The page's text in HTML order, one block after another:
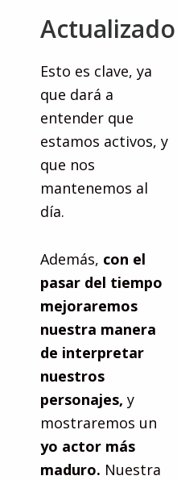
Actualizado
Esto es clave, ya
que dará a
entender que
estamos activos, y
que nos
mantenemos al
día.
Además, con el
pasar del tiempo
mejoraremos
nuestra manera
de interpretar
nuestros
personajes, y
mostraremos un
yo actor más
maduro. Nuestra